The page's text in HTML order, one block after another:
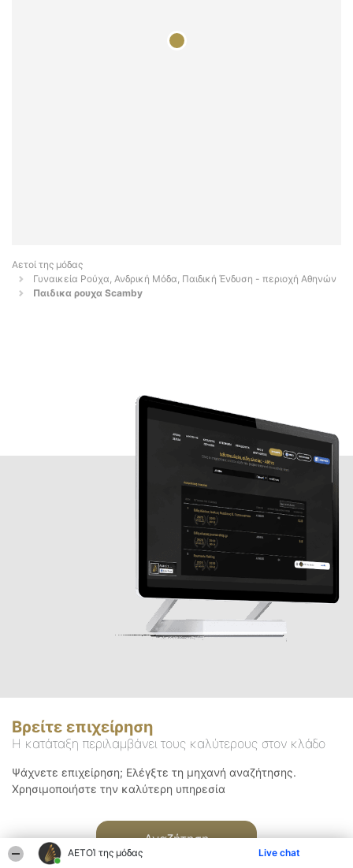
ΑΕΤΟΊ της μόδας Live chat
Αετοί της μόδας
Γυναικεία Ρούχα, Ανδρική Μόδα, Παιδική Ένδυση - περιοχή Αθηνών
Παιδικα ρουχα Scamby
Βρείτε επιχείρηση
Η κατάταξη περιλαμβάνει τους καλύτερους στον κλάδο
Ψάχνετε επιχείρηση; Ελέγξτε τη μηχανή αναζήτησης.
Χρησιμοποιήστε την καλύτερη υπηρεσία
Αναζήτηση